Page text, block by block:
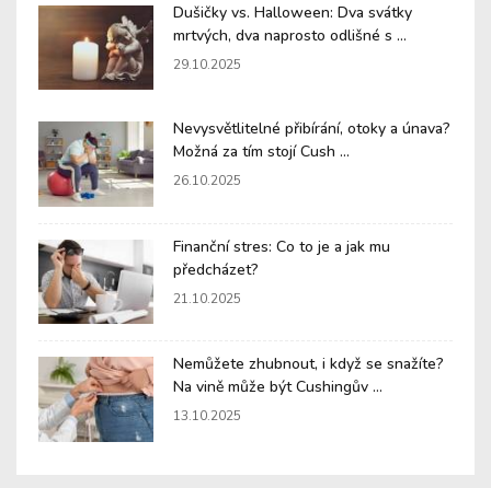
Dušičky vs. Halloween: Dva svátky
mrtvých, dva naprosto odlišné s ...
29.10.2025
Nevysvětlitelné přibírání, otoky a únava?
Možná za tím stojí Cush ...
26.10.2025
Finanční stres: Co to je a jak mu
předcházet?
21.10.2025
Nemůžete zhubnout, i když se snažíte?
Na vině může být Cushingův ...
13.10.2025